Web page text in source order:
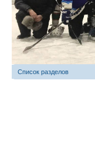
Список разделов